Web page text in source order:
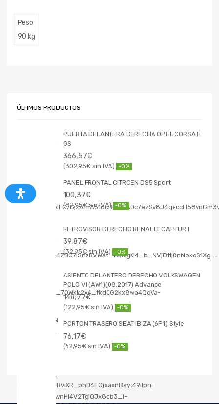
Peso
90 kg
ÚLTIMOS PRODUCTOS
PUERTA DELANTERA DERECHA OPEL CORSA F
GS
366,57€
302,95€ -0%
PANEL FRONTAL CITROEN DS5 Sport
100,37€
82,95€ -0%
RETROVISOR DERECHO RENAULT CAPTUR I
39,87€
32,95€ -0%
ASIENTO DELANTERO DERECHO VOLKSWAGEN
POLO VI (AW1)(08.2017) Advance
148,77€
122,95€ -0%
PORTON TRASERO SEAT IBIZA (6P1) Style
76,17€
62,95€ -0%